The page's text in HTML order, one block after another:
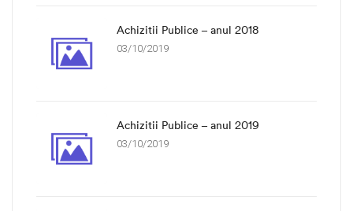
Achizitii Publice – anul 2018
03/10/2019
Achizitii Publice – anul 2019
03/10/2019